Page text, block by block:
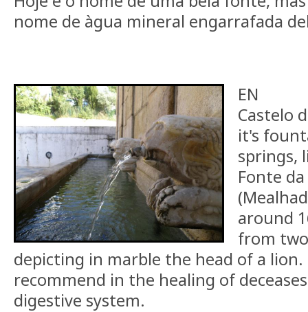
nome de àgua mineral engarrafada
EN
Castelo
it's
springs,
Fonte
around
from
depicting in marble the head of a
recommend in the healing of
digestive system.